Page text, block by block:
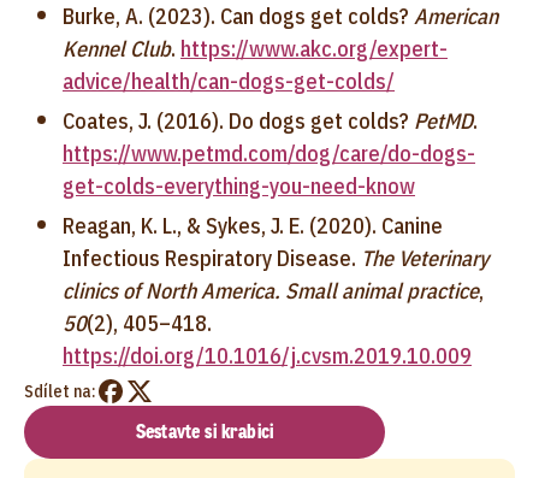
Burke, A. (2023). Can dogs get colds? American
Kennel Club. https://www.akc.org/expert-
advice/health/can-dogs-get-colds/
Coates, J. (2016). Do dogs get colds? PetMD.
https://www.petmd.com/dog/care/do-dogs-
get-colds-everything-you-need-know
Reagan, K. L., & Sykes, J. E. (2020). Canine
Infectious Respiratory Disease. The Veterinary
clinics of North America. Small animal practice,
50(2), 405–418.
https://doi.org/10.1016/j.cvsm.2019.10.009
Sdílet na:
Sestavte si krabici